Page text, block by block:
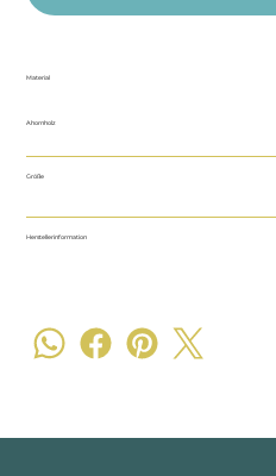
Material
Ahornholz
Größe
Herstellerinformation